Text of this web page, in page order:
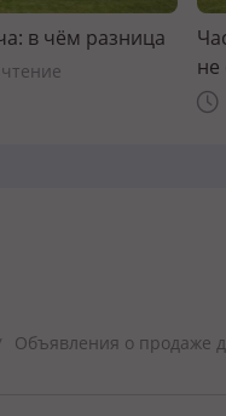
в чём разница
не
Объявления о продаже